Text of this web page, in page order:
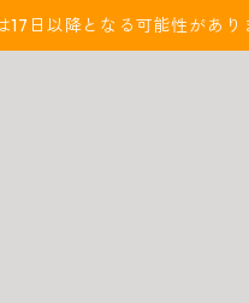
日以降となる可能性があり